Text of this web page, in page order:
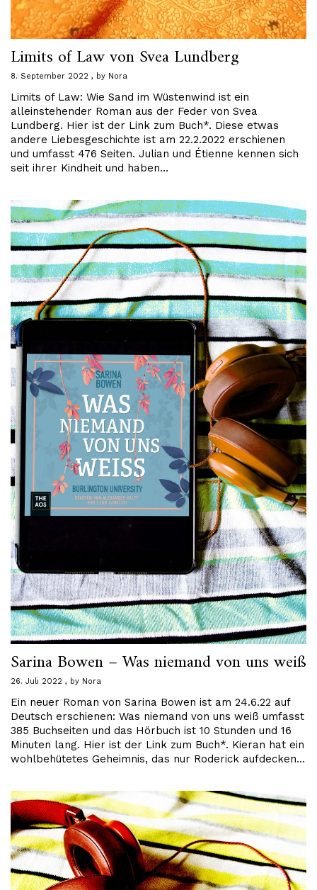
Limits of Law von Svea Lundberg
8. September 2022 by Nora
Limits of Law: Wie Sand im Wüstenwind ist ein
alleinstehender Roman aus der Feder von Svea
Lundberg. Hier ist der Link zum Buch*. Diese etwas
andere Liebesgeschichte ist am 22.2.2022 erschienen
und umfasst 476 Seiten. Julian und Étienne kennen sich
seit ihrer Kindheit und haben…
Sarina Bowen – Was niemand von uns weiß
26. Juli 2022 by Nora
Ein neuer Roman von Sarina Bowen ist am 24.6.22 auf
Deutsch erschienen: Was niemand von uns weiß umfasst
385 Buchseiten und das Hörbuch ist 10 Stunden und 16
Minuten lang. Hier ist der Link zum Buch*. Kieran hat ein
wohlbehütetes Geheimnis, das nur Roderick aufdecken…